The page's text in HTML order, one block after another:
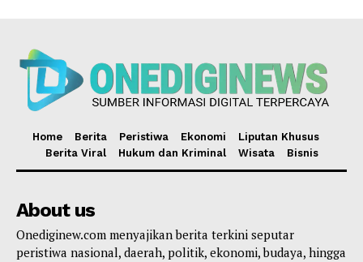
Home Berita Peristiwa Ekonomi
Liputan Khusus
Berita Viral
Hukum dan Kriminal Wisata Bisnis
About us
Onediginew.com menyajikan berita terkini seputar
peristiwa nasional, daerah, politik, ekonomi, budaya, hingga